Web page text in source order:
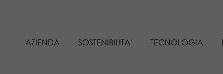
AZIENDA SOSTENIBILITA' TECNOLOGIA